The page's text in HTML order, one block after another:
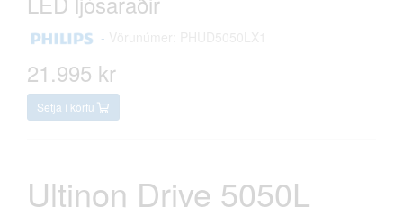
-
21.995 kr
Setja í körfu
Ultinon Drive 5050L